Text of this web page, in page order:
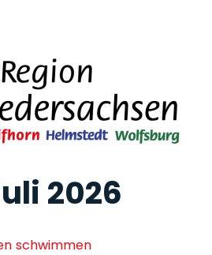
2026
schwimmen